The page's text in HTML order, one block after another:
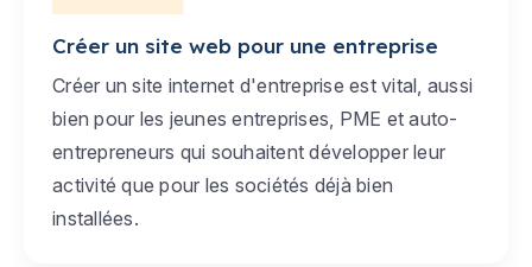
Créer un site web pour une entreprise
Créer un site internet d'entreprise est vital, aussi
bien pour les jeunes entreprises, PME et auto-
entrepreneurs qui souhaitent développer leur
activité que pour les sociétés déjà bien
installées.